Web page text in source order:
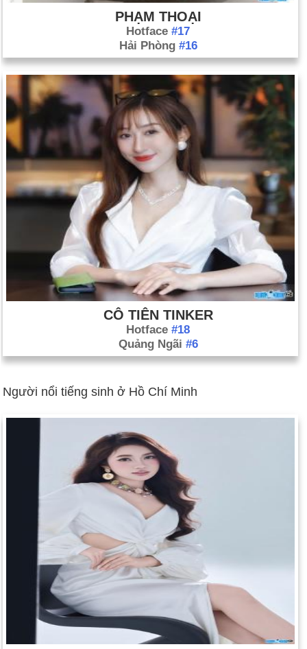
PHẠM THOẠI
Hotface #17
Hải Phòng #16
CÔ TIÊN TINKER
Hotface #18
Quảng Ngãi #6
Người nổi tiếng sinh ở Hồ Chí Minh